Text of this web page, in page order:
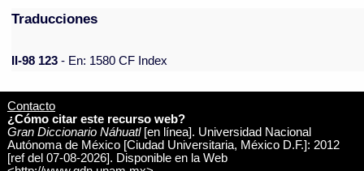
Traducciones
II-98 123 - En: 1580 CF Index
Contacto
¿Cómo citar este recurso web?
Gran Diccionario Náhuatl[en línea]. Universidad Nacional
Autónoma de México [Ciudad Universitaria, México D.F.]: 2012
[ref del 07-08-2026]. Disponible en la Web